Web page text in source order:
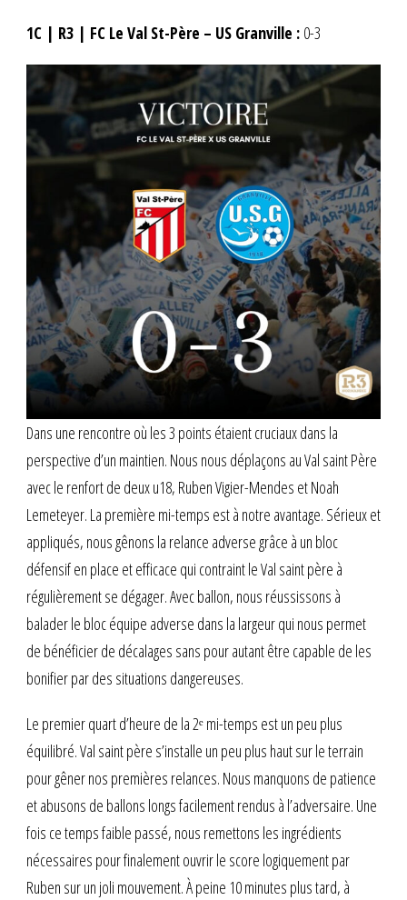
1C | R3 | FC Le Val St-Père – US Granville : 0-3
Dans une rencontre où les 3 points étaient cruciaux dans la
perspective d’un maintien. Nous nous déplaçons au Val saint Père
avec le renfort de deux u18, Ruben Vigier-Mendes et Noah
Lemeteyer. La première mi-temps est à notre avantage. Sérieux et
appliqués, nous gênons la relance adverse grâce à un bloc
défensif en place et efficace qui contraint le Val saint père à
régulièrement se dégager. Avec ballon, nous réussissons à
balader le bloc équipe adverse dans la largeur qui nous permet
de bénéficier de décalages sans pour autant être capable de les
bonifier par des situations dangereuses.
Le premier quart d’heure de la 2ᵉ mi-temps est un peu plus
équilibré. Val saint père s’installe un peu plus haut sur le terrain
pour gêner nos premières relances. Nous manquons de patience
et abusons de ballons longs facilement rendus à l’adversaire. Une
fois ce temps faible passé, nous remettons les ingrédients
nécessaires pour finalement ouvrir le score logiquement par
Ruben sur un joli mouvement. À peine 10 minutes plus tard, à